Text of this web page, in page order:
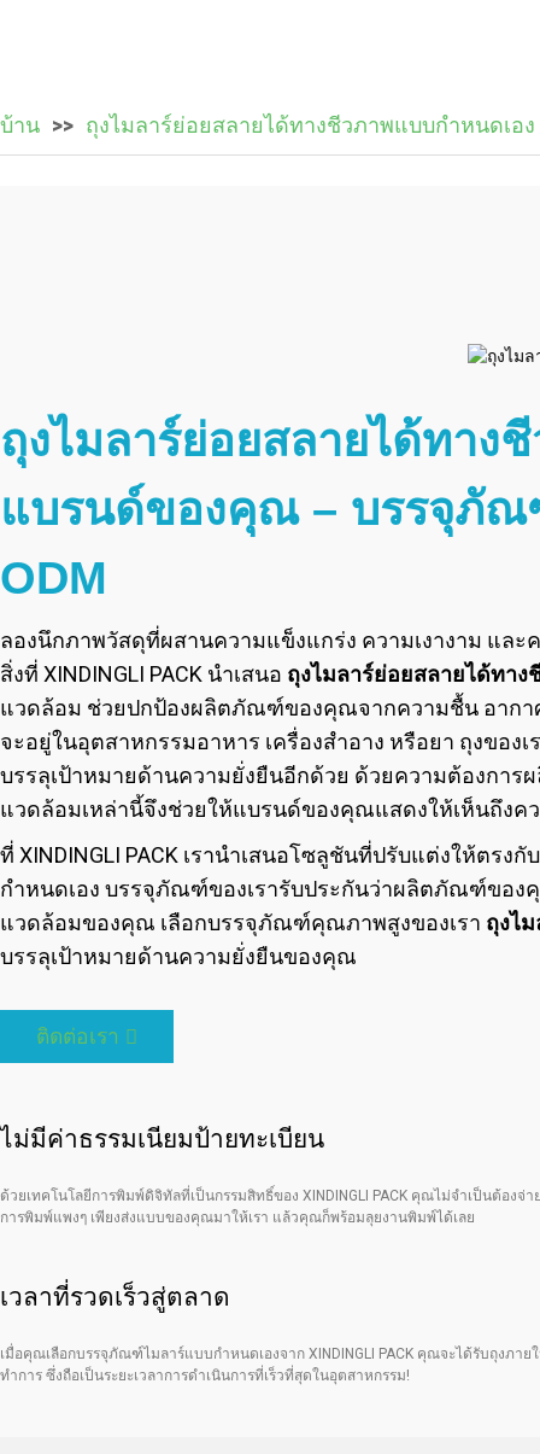
บ้าน ถุงไมลาร์ย่อยสลายได้ทางชีวภาพแบบกำหนดเอง
ถุงไมลาร์ย่อยสลายได้ทาง
แบรนด์ของคุณ – บรรจุภัณ
ODM
ลองนึกภาพวัสดุที่ผสานความแข็งแกร่ง ความเงางาม แ
สิ่งที่ XINDINGLI PACK นำเสนอ ถุงไมลาร์ย่อยสลายได้ทา
แวดล้อม ช่วยปกป้องผลิตภัณฑ์ของคุณจากความชื้น อาก
จะอยู่ในอุตสาหกรรมอาหาร เครื่องสำอาง หรือยา ถุงของเ
บรรลุเป้าหมายด้านความยั่งยืนอีกด้วย ด้วยความต้องกา
แวดล้อมเหล่านี้จึงช่วยให้แบรนด์ของคุณแสดงให้เห็นถึง
ที่ XINDINGLI PACK เรานำเสนอโซลูชันที่ปรับแต่งให้ตร
กำหนดเอง บรรจุภัณฑ์ของเรารับประกันว่าผลิตภัณฑ์ของ
แวดล้อมของคุณ เลือกบรรจุภัณฑ์คุณภาพสูงของเรา ถุงไ
บรรลุเป้าหมายด้านความยั่งยืนของคุณ
ติดต่อเรา
ไม่มีค่าธรรมเนียมป้ายทะเบียน
ด้วยเทคโนโลยีการพิมพ์ดิจิทัลที่เป็นกรรมสิทธิ์ของ XINDINGLI PACK คุณไม่จำเป็นต้องจ่า
การพิมพ์แพงๆ เพียงส่งแบบของคุณมาให้เรา แล้วคุณก็พร้อมลุยงานพิมพ์ได้เลย
เวลาที่รวดเร็วสู่ตลาด
เมื่อคุณเลือกบรรจุภัณฑ์ไมลาร์แบบกำหนดเองจาก XINDINGLI PACK คุณจะได้รับถุงภาย
ทำการ ซึ่งถือเป็นระยะเวลาการดำเนินการที่เร็วที่สุดในอุตสาหกรรม!